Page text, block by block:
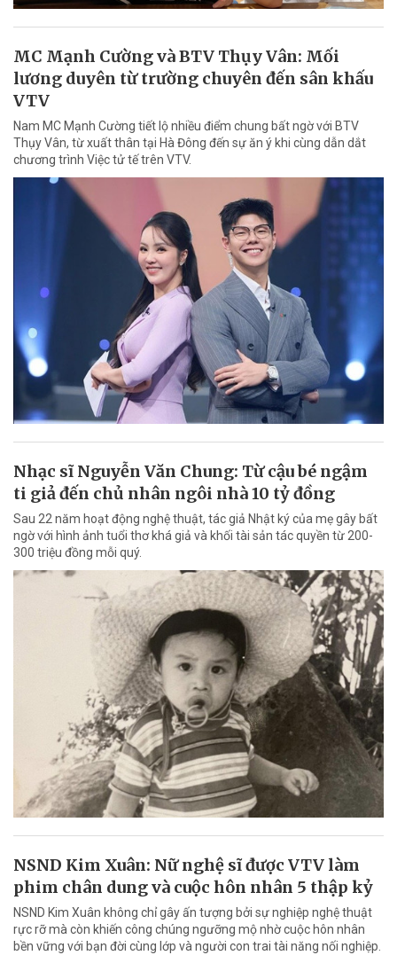
MC Mạnh Cường và BTV Thụy Vân: Mối
lương duyên từ trường chuyên đến sân khấu
VTV
Nam MC Mạnh Cường tiết lộ nhiều điểm chung bất ngờ với BTV
Thụy Vân, từ xuất thân tại Hà Đông đến sự ăn ý khi cùng dẫn dắt
chương trình Việc tử tế trên VTV.
Nhạc sĩ Nguyễn Văn Chung: Từ cậu bé ngậm
ti giả đến chủ nhân ngôi nhà 10 tỷ đồng
Sau 22 năm hoạt động nghệ thuật, tác giả Nhật ký của mẹ gây bất
ngờ với hình ảnh tuổi thơ khá giả và khối tài sản tác quyền từ 200-
300 triệu đồng mỗi quý.
NSND Kim Xuân: Nữ nghệ sĩ được VTV làm
phim chân dung và cuộc hôn nhân 5 thập kỷ
NSND Kim Xuân không chỉ gây ấn tượng bởi sự nghiệp nghệ thuật
rực rỡ mà còn khiến công chúng ngưỡng mộ nhờ cuộc hôn nhân
bền vững với bạn đời cùng lớp và người con trai tài năng nối nghiệp.